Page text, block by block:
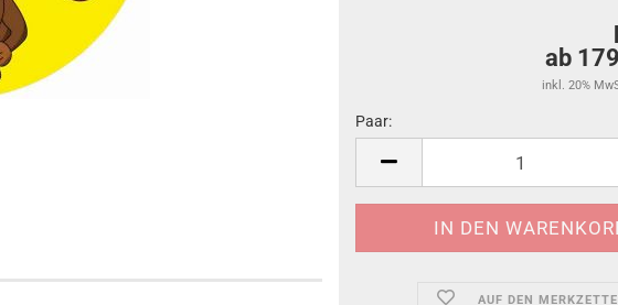
ab
inkl. 20%
Paar:
Paar
AUF DEN